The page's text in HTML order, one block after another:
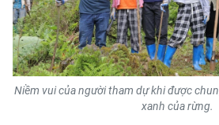
Niềm vui của người tham dự khi được
xanh của rừng.